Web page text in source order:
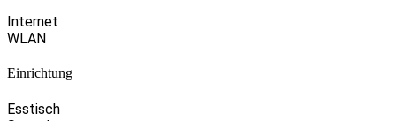
Internet
WLAN
Einrichtung
Esstisch